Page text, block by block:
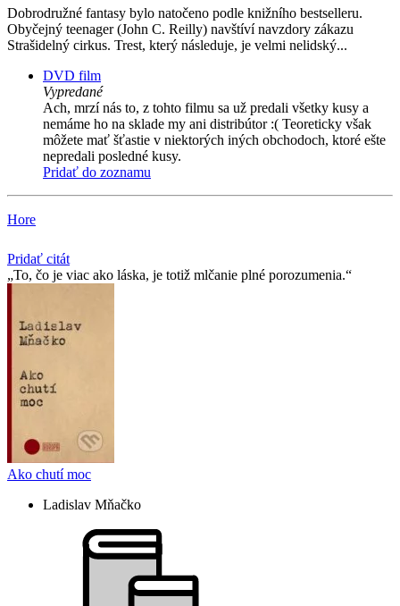
Dobrodružné fantasy bylo natočeno podle knižního bestselleru.
Obyčejný teenager (John C. Reilly) navštíví navzdory zákazu
Strašidelný cirkus. Trest, který následuje, je velmi nelidský...
DVD film
Vypredané
Ach, mrzí nás to, z tohto filmu sa už predali všetky kusy a
nemáme ho na sklade my ani distribútor :( Teoreticky však
môžete mať šťastie v niektorých iných obchodoch, ktoré ešte
nepredali posledné kusy.
Pridať do zoznamu
Hore
Pridať citát
To, čo je viac ako láska, je totiž mlčanie plné porozumenia.
Ako chutí moc
Ladislav Mňačko